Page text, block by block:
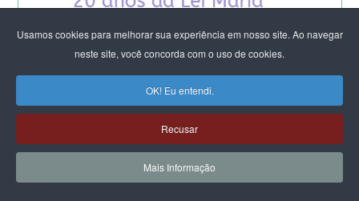
Usamos cookies para melhorar sua experiência em nosso site. Ao navegar
neste site, você concorda com o uso de cookies.
OK! Eu entendi.
Recusar
Mais Informação